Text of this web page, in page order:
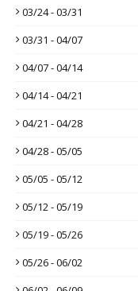
03/24 - 03/31
03/31 - 04/07
04/07 - 04/14
04/14 - 04/21
04/21 - 04/28
04/28 - 05/05
05/05 - 05/12
05/12 - 05/19
05/19 - 05/26
05/26 - 06/02